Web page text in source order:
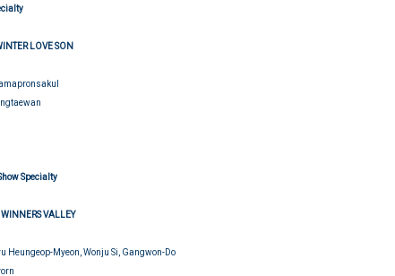
LOVE SON
Specialty
VALLEY
Heungeop-Myeon, Wonju Si, Gangwon-Do